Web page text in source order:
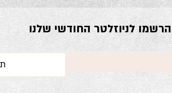
הרשמו לניוזלטר החודשי שלנו